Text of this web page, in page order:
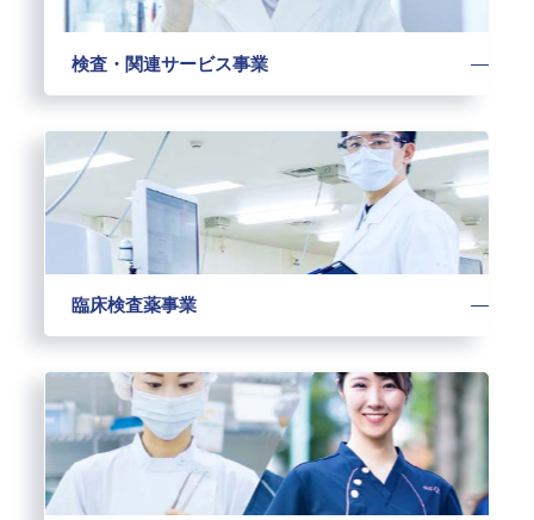
検査・関連サービス事業
臨床検査薬事業